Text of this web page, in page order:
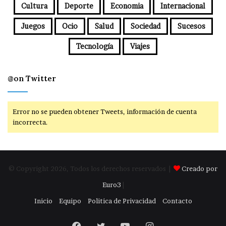
Cultura Deporte Economia Internacional
Juegos Ocio Salud Sociedad Sucesos
Tecnología Viajes
@on Twitter
Error no se pueden obtener Tweets, información de cuenta
incorrecta.
© Copyright 2026, Todos los derechos reservados |
Creado por
Euro3
Inicio
Equipo Politica de Privacidad Contacto